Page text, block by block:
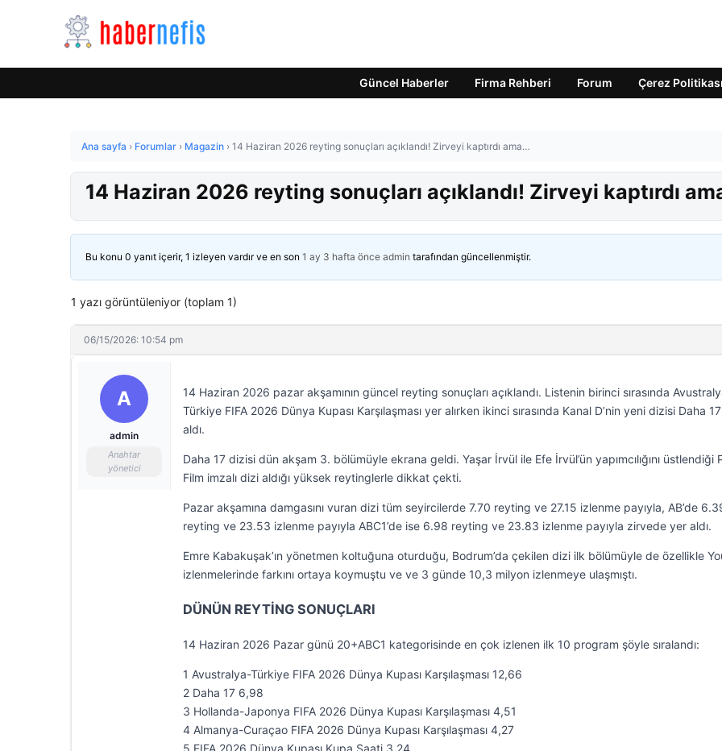
Güncel Haberler Firma Rehberi Forum Çerez Politikası
Ana sayfa › Forumlar › Magazin › 14 Haziran 2026 reyting sonuçları açıklandı! Zirveyi kaptırdı ama…
14 Haziran 2026 reyting sonuçları açıklandı! Zirveyi kaptırdı
Bu konu 0 yanıt içerir, 1 izleyen vardır ve en son 1 ay 3 hafta önce admin tarafından güncellenmiştir.
1 yazı görüntüleniyor (toplam 1)
06/15/2026: 10:54 pm
A
admin
Anahtar
yönetici
14 Haziran 2026 pazar akşamının güncel reyting sonuçları açıklandı. Listenin birinci sırasında
Türkiye FIFA 2026 Dünya Kupası Karşılaşması yer alırken ikinci sırasında Kanal D’nin yeni dizisi Daha
aldı.
Daha 17 dizisi dün akşam 3. bölümüyle ekrana geldi. Yaşar İrvül ile Efe İrvül’ün yapımcılığını üstlendiği
Film imzalı dizi aldığı yüksek reytinglerle dikkat çekti.
Pazar akşamına damgasını vuran dizi tüm seyircilerde 7.70 reyting ve 27.15 izlenme payıyla, AB’de
reyting ve 23.53 izlenme payıyla ABC1’de ise 6.98 reyting ve 23.83 izlenme payıyla zirvede yer aldı.
Emre Kabakuşak’ın yönetmen koltuğuna oturduğu, Bodrum’da çekilen dizi ilk bölümüyle de özellikle
izlenmelerinde farkını ortaya koymuştu ve ve 3 günde 10,3 milyon izlenmeye ulaşmıştı.
DÜNÜN REYTİNG SONUÇLARI
14 Haziran 2026 Pazar günü 20+ABC1 kategorisinde en çok izlenen ilk 10 program şöyle sıralandı:
1 Avustralya-Türkiye FIFA 2026 Dünya Kupası Karşılaşması 12,66
2 Daha 17 6,98
3 Hollanda-Japonya FIFA 2026 Dünya Kupası Karşılaşması 4,51
4 Almanya-Curaçao FIFA 2026 Dünya Kupası Karşılaşması 4,27
5 FIFA 2026 Dünya Kupası Kupa Saati 3,24